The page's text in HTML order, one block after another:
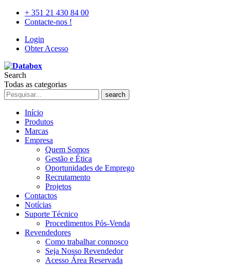
+ 351 21 430 84 00
Contacte-nos !
Login
Obter Acesso
Search
Todas as categorias
search
Início
Produtos
Marcas
Empresa
Quem Somos
Gestão e Ética
Oportunidades de Emprego
Recrutamento
Projetos
Contactos
Notícias
Suporte Técnico
Procedimentos Pós-Venda
Revendedores
Como trabalhar connosco
Seja Nosso Revendedor
Acesso Área Reservada